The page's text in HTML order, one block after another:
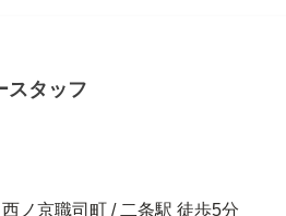
スタッフ
ノ京職司町 / 二条駅 徒歩5分